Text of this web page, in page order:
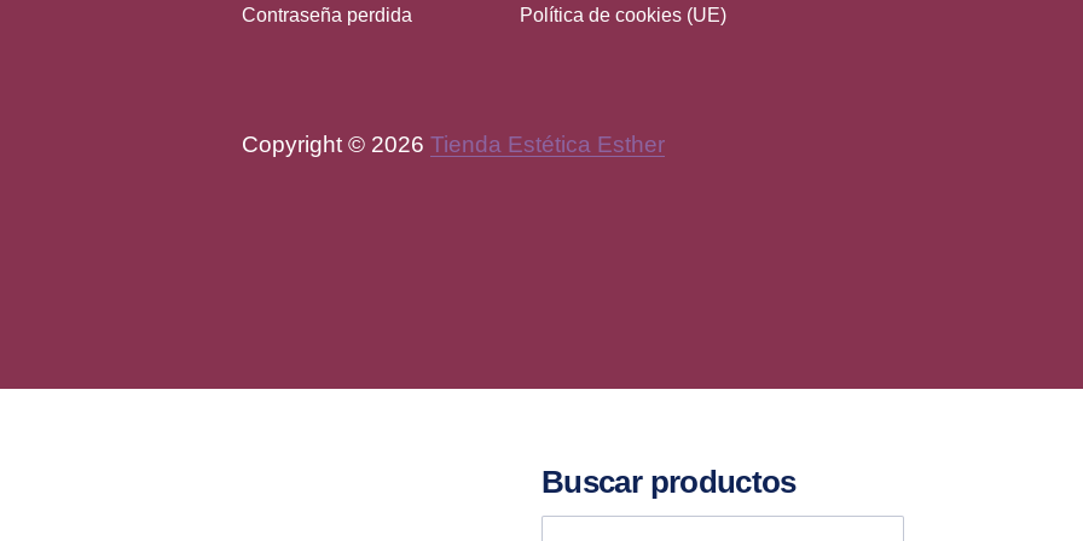
Contraseña perdida
Política de cookies (UE)
Copyright © 2026 Tienda Estética Esther
Buscar productos
Buscar